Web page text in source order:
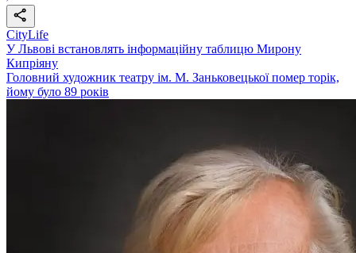
CityLife
У Львові встановлять інформаційну таблицю Мирону
Кипріяну
Головний художник театру ім. М. Заньковецької помер торік,
йому було 89 років